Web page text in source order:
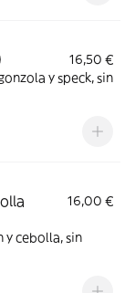
16,50 €
y speck, sin
16,00 €
y cebolla, sin